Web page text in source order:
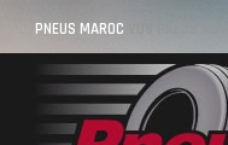
PNEUS MAROC VOS PNEUS